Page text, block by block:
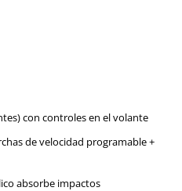
con controles en el volante
de velocidad programable +
absorbe impactos